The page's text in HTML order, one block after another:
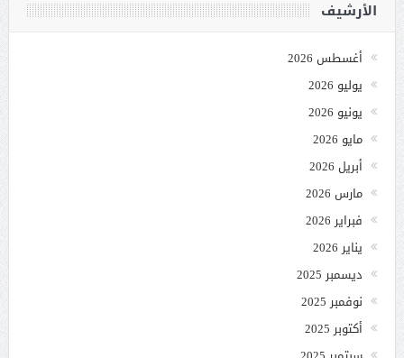
الأرشيف
أغسطس 2026
يوليو 2026
يونيو 2026
مايو 2026
أبريل 2026
مارس 2026
فبراير 2026
يناير 2026
ديسمبر 2025
نوفمبر 2025
أكتوبر 2025